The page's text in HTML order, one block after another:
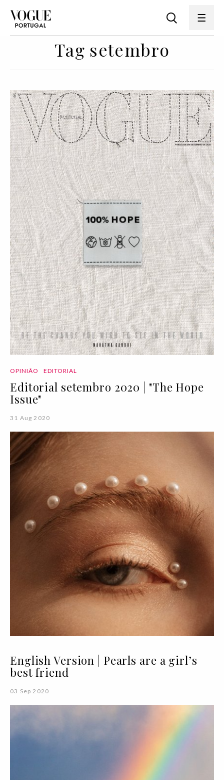
Tag setembro
OPINIÃO EDITORIAL
Editorial setembro 2020 | "The Hope
Issue"
31 Aug 2020
English Version | Pearls are a girl’s
best friend
03 Sep 2020